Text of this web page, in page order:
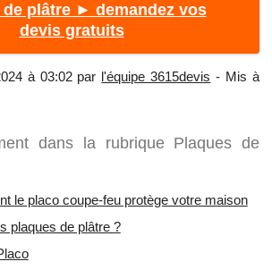
de plâtre ► demandez vos
devis gratuits
à 03:02 par l'équipe 3615devis - Mis à
dans la rubrique Plaques de
le placo coupe-feu protège votre maison
plaques de plâtre ?